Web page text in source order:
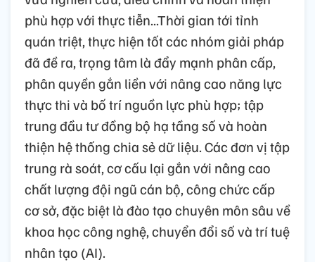
phù hợp với thực tiễn...Thời gian tới tỉnh
quán triệt, thực hiện tốt các nhóm giải pháp
đã đề ra, trọng tâm là đẩy mạnh phân cấp,
phân quyền gắn liền với nâng cao năng lực
thực thi và bố trí nguồn lực phù hợp; tập
trung đầu tư đồng bộ hạ tầng số và hoàn
thiện hệ thống chia sẻ dữ liệu. Các đơn vị tập
trung rà soát, cơ cấu lại gắn với nâng cao
chất lượng đội ngũ cán bộ, công chức cấp
cơ sở, đặc biệt là đào tạo chuyên môn sâu về
khoa học công nghệ, chuyển đổi số và trí tuệ
nhân tạo (AI).